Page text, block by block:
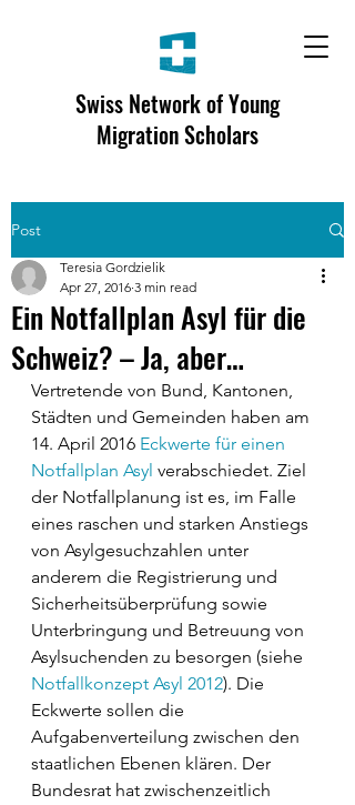
Swiss Network of Young
Migration Scholars
Post
Ein Notfallplan Asyl für die
Schweiz? – Ja, aber…
Teresia Gordzielik
Apr 27, 2016 3 min read
Vertretende von Bund, Kantonen,
Städten und Gemeinden haben am
14. April 2016 Eckwerte für einen
Notfallplan Asyl verabschiedet. Ziel
der Notfallplanung ist es, im Falle
eines raschen und starken Anstiegs
von Asylgesuchzahlen unter
anderem die Registrierung und
Sicherheitsüberprüfung sowie
Unterbringung und Betreuung von
Asylsuchenden zu besorgen (siehe
Notfallkonzept Asyl 2012). Die
Eckwerte sollen die
Aufgabenverteilung zwischen den
staatlichen Ebenen klären. Der
Bundesrat hat zwischenzeitlich